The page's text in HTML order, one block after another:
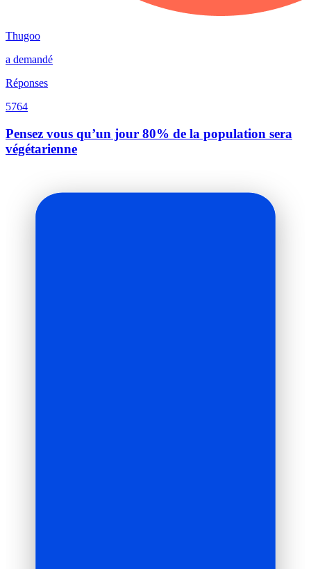
Thugoo
a demandé
Réponses
5764
Pensez vous qu’un jour 80% de la population sera
végétarienne